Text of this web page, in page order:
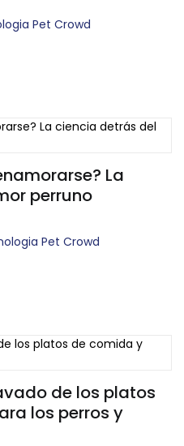
Pet Crowd
La
perruno
Pet Crowd
de los platos
los perros y